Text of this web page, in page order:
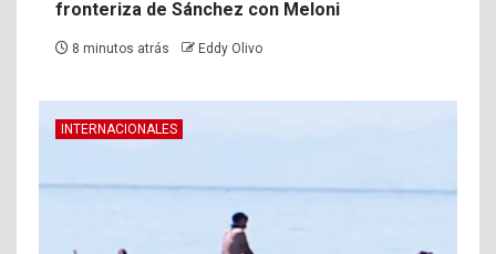
fronteriza de Sánchez con Meloni
8 minutos atrás Eddy Olivo
INTERNACIONALES